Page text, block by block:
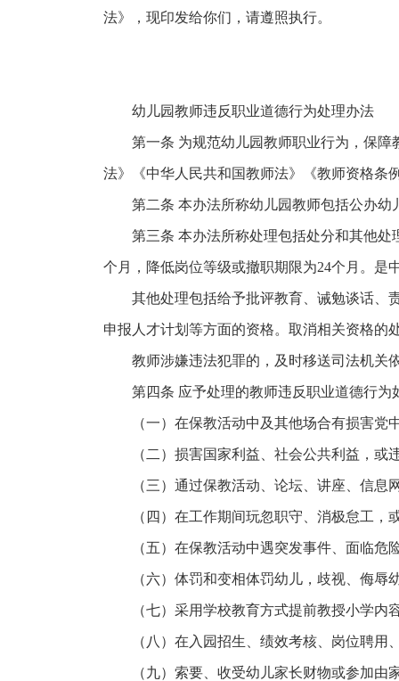
法》，现印发给你们，请遵照执行。
幼儿园教师违反职业道德行为处理办法
第一条 为规范幼儿园教师职业行为，保
法》《中华人民共和国教师法》《教师资格条
第二条 本办法所称幼儿园教师包括公办幼
第三条 本办法所称处理包括处分和其他
个月，降低岗位等级或撤职期限为24个月。是
其他处理包括给予批评教育、诫勉谈话、
申报人才计划等方面的资格。取消相关资格的
教师涉嫌违法犯罪的，及时移送司法机关
第四条 应予处理的教师违反职业道德行为
（一）在保教活动中及其他场合有损害
（二）损害国家利益、社会公共利益，或
（三）通过保教活动、论坛、讲座、信
（四）在工作期间玩忽职守、消极怠工
（五）在保教活动中遇突发事件、面临
（六）体罚和变相体罚幼儿，歧视、侮辱
（七）采用学校教育方式提前教授小学
（八）在入园招生、绩效考核、岗位聘
（九）索要、收受幼儿家长财物或参加